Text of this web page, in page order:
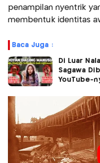
penampilan nyentrik
membentuk identitas
Baca Juga :
Di Luar
Sagawa
YouTube-